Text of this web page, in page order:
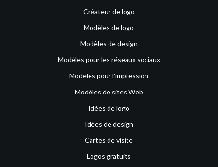
Créateur de logo
Modèles de logo
Modèles de design
Modèles pour les réseaux sociaux
Modèles pour l'impression
Modèles de sites Web
Idées de logo
Idées de design
Cartes de visite
Logos gratuits